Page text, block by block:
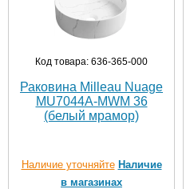
Код товара: 636-365-000
Раковина Milleau Nuage
MU7044A-MWM 36
(белый мрамор)
Наличие уточняйте Наличие
в магазинах